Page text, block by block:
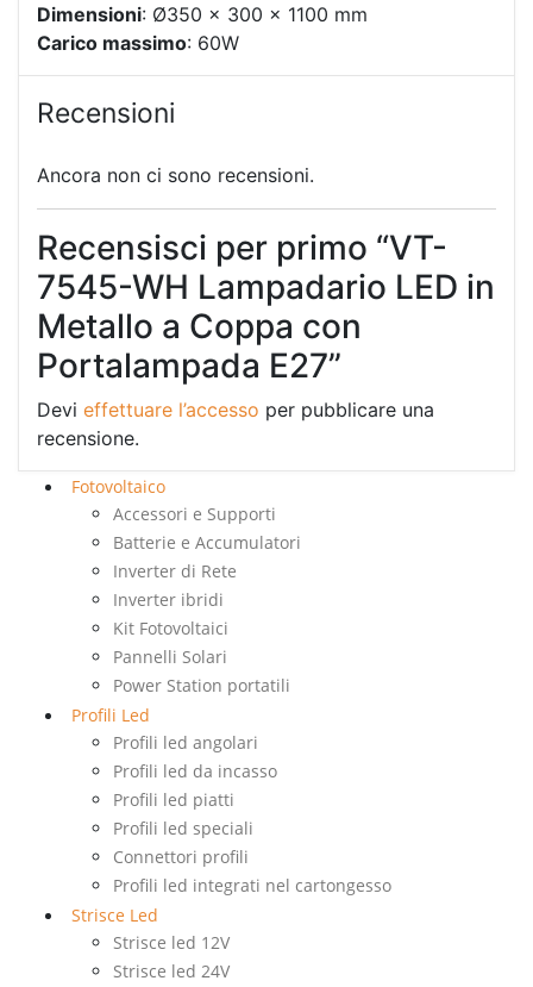
Dimensioni: Ø350 x 300 x 1100 mm
Carico massimo: 60W
Recensioni
Ancora non ci sono recensioni.
Recensisci per primo “VT-
7545-WH Lampadario LED in
Metallo a Coppa con
Portalampada E27”
Devi effettuare l’accesso per pubblicare una
recensione.
Fotovoltaico
Accessori e Supporti
Batterie e Accumulatori
Inverter di Rete
Inverter ibridi
Kit Fotovoltaici
Pannelli Solari
Power Station portatili
Profili Led
Profili led angolari
Profili led da incasso
Profili led piatti
Profili led speciali
Connettori profili
Profili led integrati nel cartongesso
Strisce Led
Strisce led 12V
Strisce led 24V